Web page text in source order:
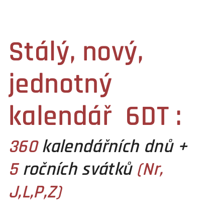
Stálý, nový,
jednotný
kalendář 6DT :
360kalendářních dnů +
5ročních svátků (Nr,
J,L,P,Z)